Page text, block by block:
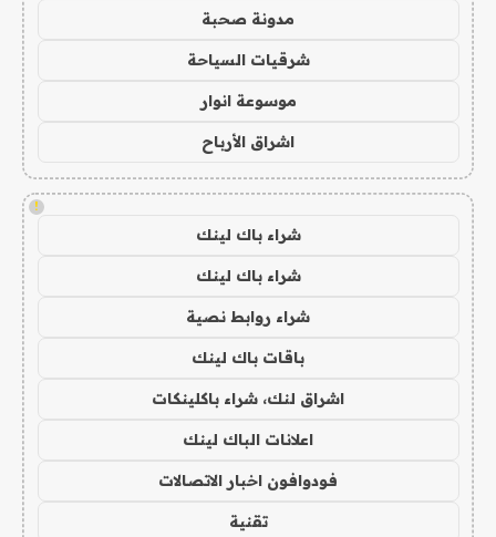
مدونة صحبة
شرقيات السياحة
موسوعة انوار
اشراق الأرباح
!
شراء باك لينك
شراء باك لينك
شراء روابط نصية
باقات باك لينك
اشراق لنك، شراء باكلينكات
اعلانات الباك لينك
فودوافون اخبار الاتصالات
تقنية